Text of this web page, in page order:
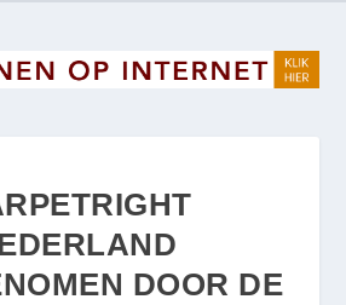
DOOR DE